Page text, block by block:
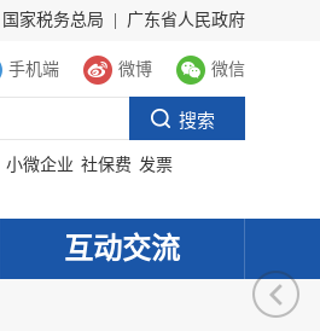
国家税务总局 广东省人民政府
手机端 微博 微信
小微企业 社保费 发票
互动交流